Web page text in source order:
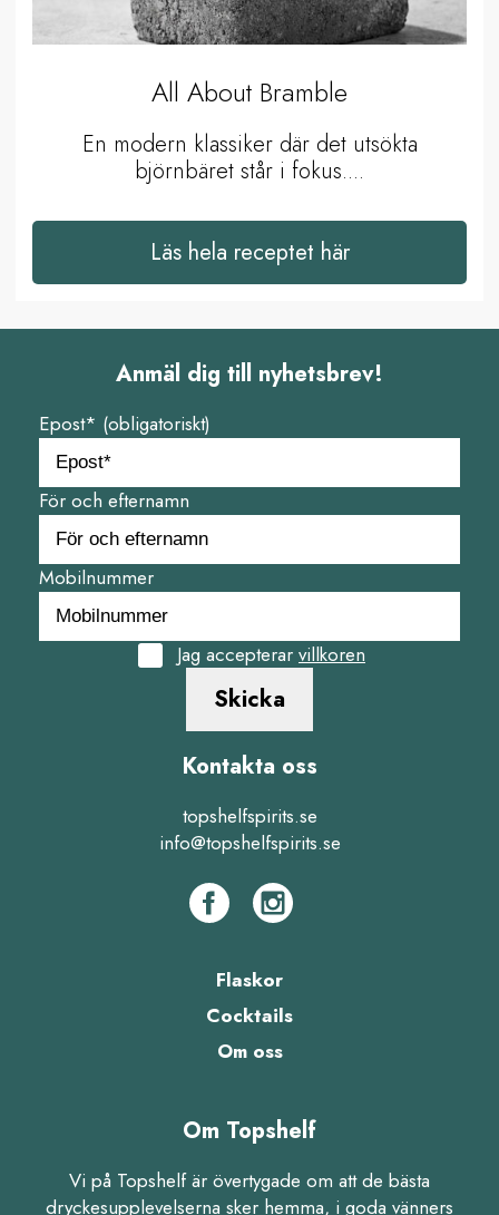
All About Bramble
En modern klassiker där det utsökta
björnbäret står i fokus....
Läs hela receptet här
Anmäl dig till nyhetsbrev!
Epost* (obligatoriskt)
För och efternamn
Mobilnummer
Jag accepterar villkoren
Skicka
Kontakta oss
topshelfspirits.se
info@topshelfspirits.se
Flaskor
Cocktails
Om oss
Om Topshelf
Vi på Topshelf är övertygade om att de bästa
dryckesupplevelserna sker hemma, i goda vänners